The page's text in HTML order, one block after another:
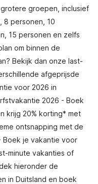
groepen, inclusief
8 personen, 10
15 personen en zelfs
om binnen de
Bekijk dan onze last-
afgeprijsde
voor 2026 in
2026 - Boek
krijg 20% korting* met
ontsnapping met de
Boek je vakantie voor
minute vakanties of
hieronder de
in Duitsland en boek